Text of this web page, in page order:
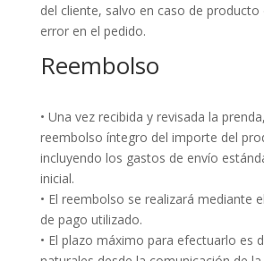
del cliente, salvo en caso de
error en el pedido.
Reembolso
• Una vez recibida y revisada la
reembolso íntegro del importe del
incluyendo los gastos de envío
inicial.
• El reembolso se realizará mediante
de pago utilizado.
• El plazo máximo para efectuarlo es